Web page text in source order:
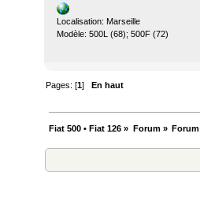
Localisation: Marseille
Modèle: 500L (68); 500F (72)
Pages: [1]En haut
Fiat 500 • Fiat 126 » Forum»